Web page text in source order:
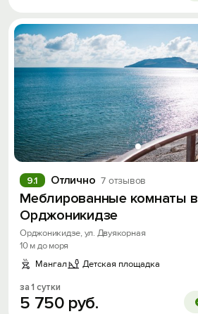
Отлично 7 отзывов
9.1
Меблированные комнаты в
Орджоникидзе
Орджоникидзе, ул. Двуякорная
10 м до моря
Мангал
Детская площадка
за 1 сутки
5 750 руб.